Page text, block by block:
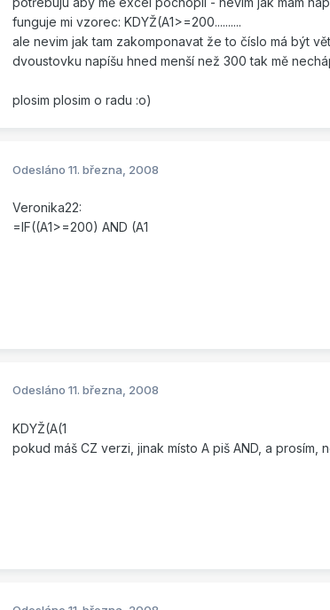
funguje mi vzorec: KDYŽ(A1>=200..........
ale nevim jak tam zakomponavat že to číslo má být
dvoustovku napíšu hned menší než 300 tak mě
plosim plosim o radu :o)
Odesláno 11. března, 2008
Veronika22:
=IF((A1>=200) AND (A1
Odesláno 11. března, 2008
KDYŽ(A(1
pokud máš CZ verzi, jinak místo A piš AND, a prosím,